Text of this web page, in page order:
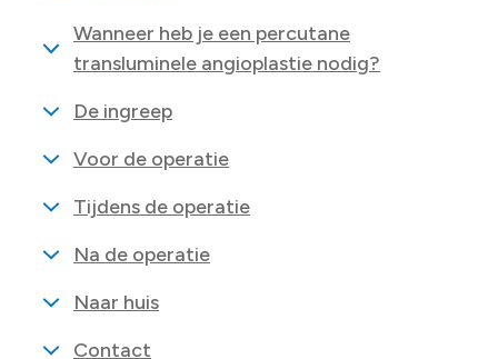
Wanneer heb je een percutane
transluminele angioplastie nodig?
De ingreep
Voor de operatie
Tijdens de operatie
Na de operatie
Naar huis
Contact